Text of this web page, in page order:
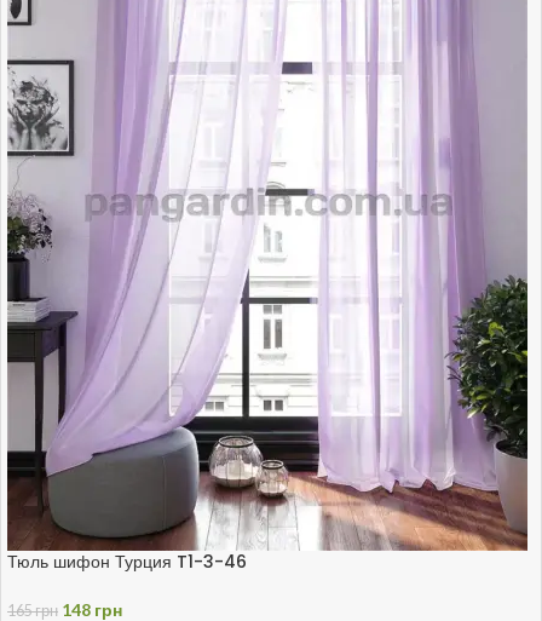
Тюль шифон Турция T1-3-46
165грн 148 грн